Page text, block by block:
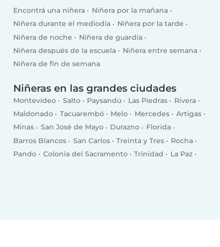
Encontrá una niñera
Niñera por la mañana
Niñera durante el mediodía
Niñera por la tarde
Niñera de noche
Niñera de guardia
Niñera después de la escuela
Niñera entre semana
Niñera de fin de semana
Niñeras en las grandes ciudades
Montevideo Salto Paysandú Las Piedras
Rivera
Maldonado
Tacuarembó Melo Mercedes
Artigas
Minas
San José de Mayo Durazno
Florida
Barros Blancos
San Carlos Treinta y Tres
Rocha
Pando
Colonia del Sacramento Trinidad
La Paz
Canelones
Carmelo Delta del Tigre
Dolores